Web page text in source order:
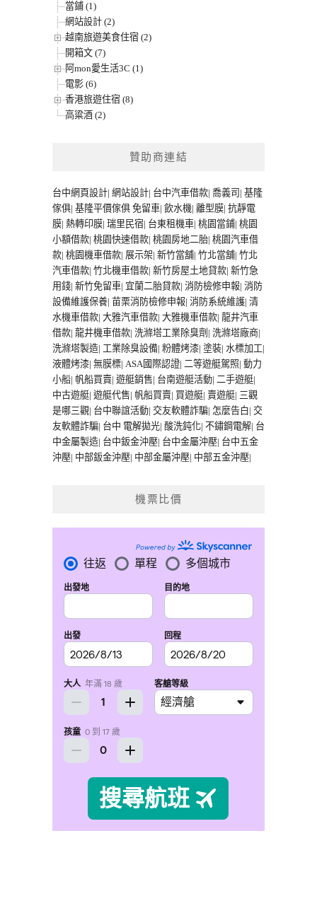
當鋪 (1)
網站設計 (2)
越南旅遊美食住宿 (2)
開箱文 (7)
阿mon愛生活3C (1)
電影 (6)
香港旅遊住宿 (8)
高粱酒 (2)
贊助商連結
台中網頁設計| 網站設計| 台中汽車借款| 喬義司 | 基隆
傢俱| 基隆平價傢俱 免留車| 飲水機| 離型膜| 抗靜電
膜| 熱轉印膜| 瑞里民宿| 台東租機車| 桃園當鋪| 桃園
小額借款| 桃園快速借款| 桃園房地二胎| 桃園汽車借
款| 桃園機車借款| 展示架| 新竹當舖| 竹北當舖| 竹北
汽車借款| 竹北機車借款| 新竹房屋土地貸款| 新竹急
用錢| 新竹免留車| 宜蘭二胎貸款| 消防檢修申報| 消防
設備維護保養| 苗栗消防檢修申報| 消防系統維護| 清
水機車借款| 大雅汽車借款| 大雅機車借款| 龍井汽車
借款| 龍井機車借款| 洗滌塔工業除臭劑 | 洗滌塔廠商|
洗滌塔製造| 工業除臭設備| 粉體烤漆| 塗裝| 水標加工|
液體烤漆| 無膜標| ASA國際認證| 二等遊艇駕照| 動力
小船| 帆船買賣| 遊艇銷售| 台南遊艇活動| 二手遊艇|
中古遊艇| 遊艇代售| 帆船買賣| 買遊艇| 賣遊艇| 三觀
是哪三觀| 台中聯誼活動| 交友軟體詐騙| 怎麼告白| 交
友軟體詐騙| 台中 電解拋光| 酸洗鈍化| 不鏽鋼電解| 台
中金屬製造| 台中鈑金沖壓| 台中金屬沖壓| 台中五金
沖壓| 中部鈑金沖壓| 中部金屬沖壓| 中部五金沖壓|
機票比價